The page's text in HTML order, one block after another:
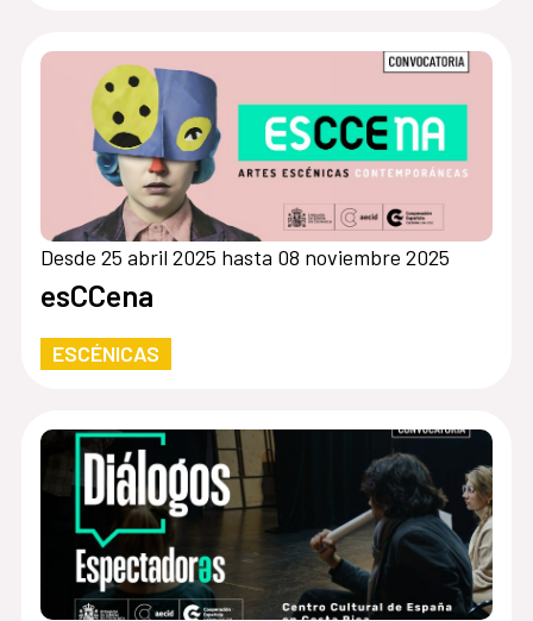
Desde 25 abril 2025 hasta 08 noviembre 2025
esCCena
ESCÉNICAS